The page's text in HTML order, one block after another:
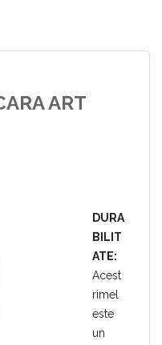
ART
DURA
BILIT
ATE:
Acest
rimel
este
un